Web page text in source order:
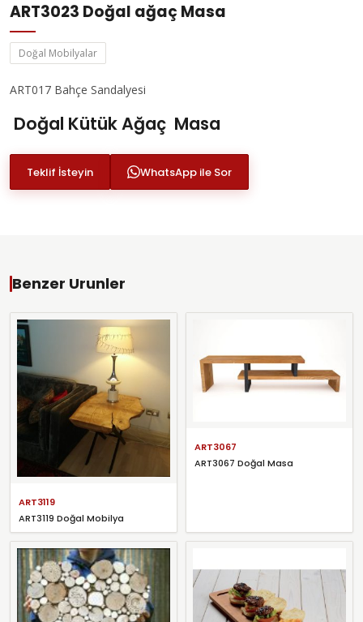
ART3023 Doğal ağaç Masa
Doğal Mobilyalar
ART017 Bahçe Sandalyesi
Doğal Kütük Ağaç Masa
Teklif İsteyin WhatsApp ile Sor
Benzer Urunler
ART3119
ART3119 Doğal Mobilya
ART3067
ART3067 Doğal Masa